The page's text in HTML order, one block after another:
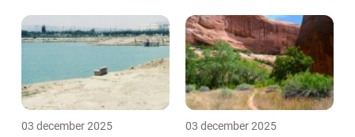
03 december 2025 03 december 2025